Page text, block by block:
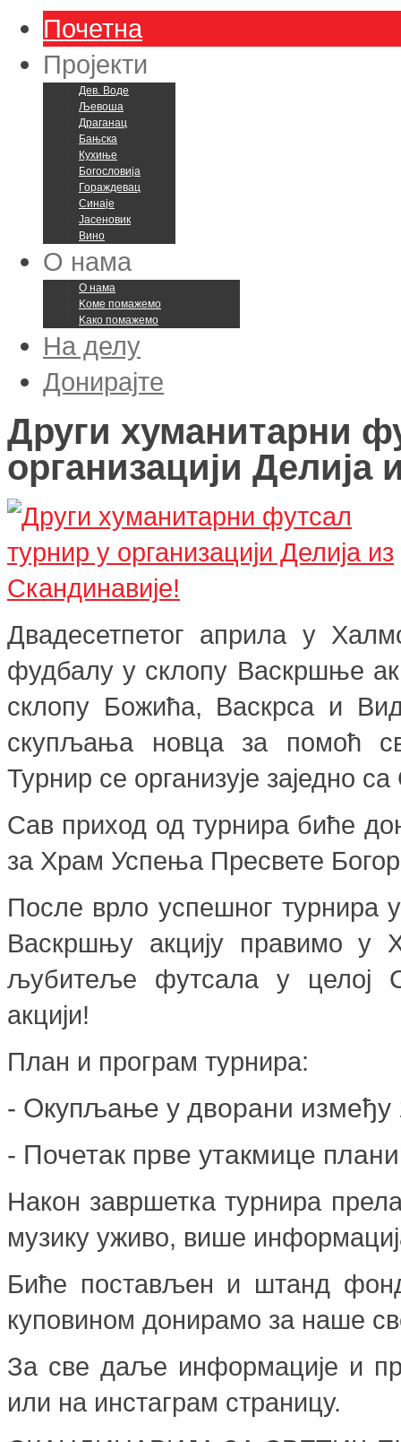
Почетна
Пројекти
Дев. Воде
Љевоша
Драганац
Бањска
Кухиње
Богословија
Гораждевац
Синаје
Јасеновик
Вино
О нама
О нама
Kоме помажемо
Kако помажемо
На делу
Донирајте
Други хуманитарни
организацији Делија
Двадесетпетог априла у
фудбалу у склопу Васкршње
склопу Божића, Васкрса и
скупљања новца за помоћ
Турнир се организује заједно
Сав приход од турнира биће
за Храм Успења Пресвете
После врло успешног турнира
Васкршњу акцију правимо у
љубитеље футсала у целој
акцији!
План и програм турнира:
- Окупљање у дворани између
- Почетак прве утакмице
Након завршетка турнира
музику уживо, више
Биће постављен и штанд
куповином донирамо за наше
За све даље информације и
или на инстаграм страницу.